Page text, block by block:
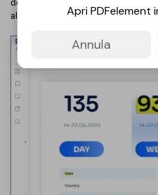
all'evidenziazione, come cambiare
Apri PDFelement
Annula